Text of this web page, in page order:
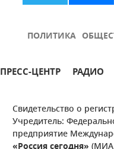
ПОЛИТИКА
ПРЕСС-ЦЕНТР РАДИО
Свидетельство о
Учредитель:
предприятие